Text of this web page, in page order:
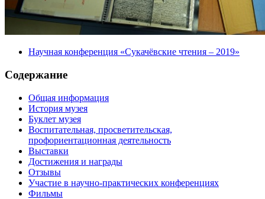
Научная конференция «Сукачёвские чтения – 2019»
Содержание
Общая информация
История музея
Буклет музея
Воспитательная, просветительская,
профориентационная деятельность
Выставки
Достижения и награды
Отзывы
Участие в научно-практических конференциях
Фильмы